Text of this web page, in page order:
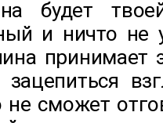
будет
и ничто не
принимает
зацепиться
не сможет